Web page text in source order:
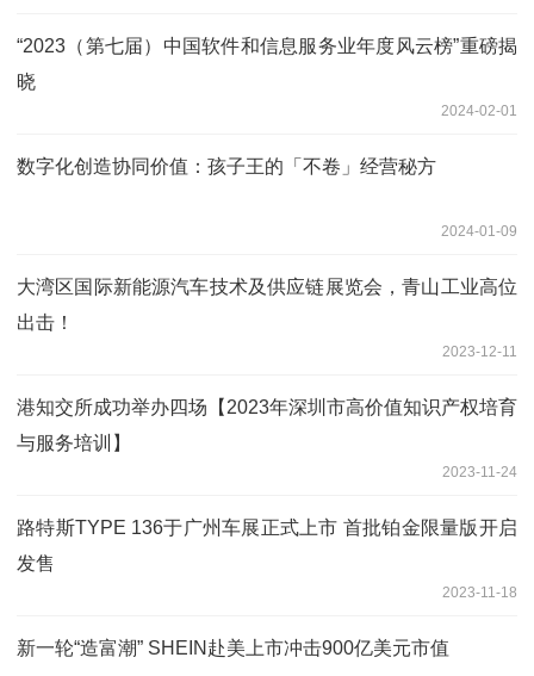
“2023（第七届）中国软件和信息服务业年度风云榜”重磅揭
晓
2024-02-01
数字化创造协同价值：孩子王的「不卷」经营秘方
2024-01-09
大湾区国际新能源汽车技术及供应链展览会，青山工业高位
出击！
2023-12-11
港知交所成功举办四场【2023年深圳市高价值知识产权培育
与服务培训】
2023-11-24
路特斯TYPE 136于广州车展正式上市 首批铂金限量版开启
发售
2023-11-18
新一轮“造富潮” SHEIN赴美上市冲击900亿美元市值